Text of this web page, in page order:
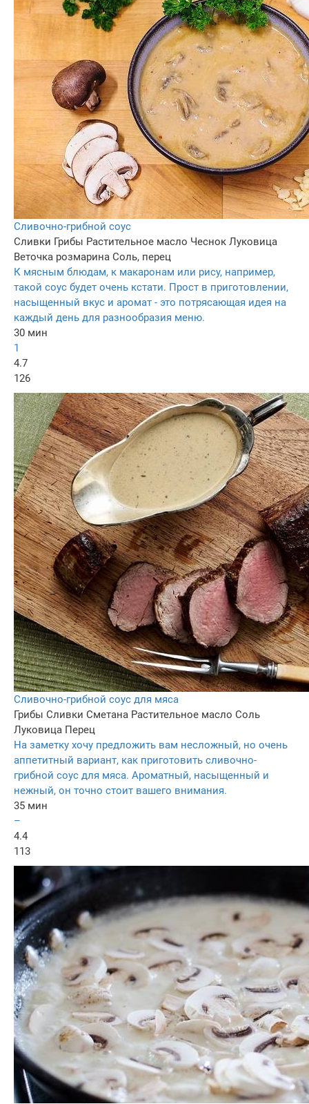
Сливочно-грибной соус
Сливки Грибы Растительное масло Чеснок Луковица
Веточка розмарина Соль, перец
К мясным блюдам, к макаронам или рису, например,
такой соус будет очень кстати. Прост в приготовлении,
насыщенный вкус и аромат - это потрясающая идея на
каждый день для разнообразия меню.
30 мин
1
4.7
126
Cливочно-грибной соус для мяса
Грибы Сливки Сметана Растительное масло Соль
Луковица Перец
На заметку хочу предложить вам несложный, но очень
аппетитный вариант, как приготовить сливочно-
грибной соус для мяса. Ароматный, насыщенный и
нежный, он точно стоит вашего внимания.
35 мин
–
4.4
113